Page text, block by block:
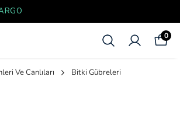
YENI SEZON ÜRÜNLER
0
Ve Canlıları Bitki Gübreleri